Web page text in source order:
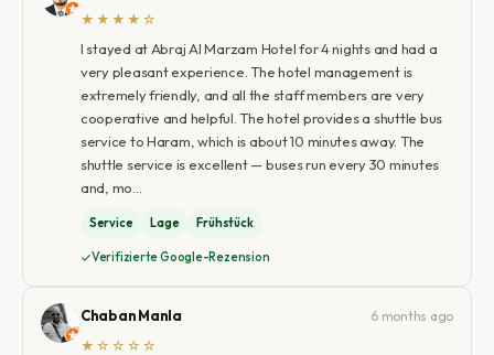
★★★★☆
I stayed at Abraj Al Marzam Hotel for 4 nights and had a
very pleasant experience. The hotel management is
extremely friendly, and all the staff members are very
cooperative and helpful. The hotel provides a shuttle bus
service to Haram, which is about 10 minutes away. The
shuttle service is excellent — buses run every 30 minutes
and, mo…
Service Lage Frühstück
Verifizierte Google-Rezension
Chaban Manla
6 months ago
★☆☆☆☆